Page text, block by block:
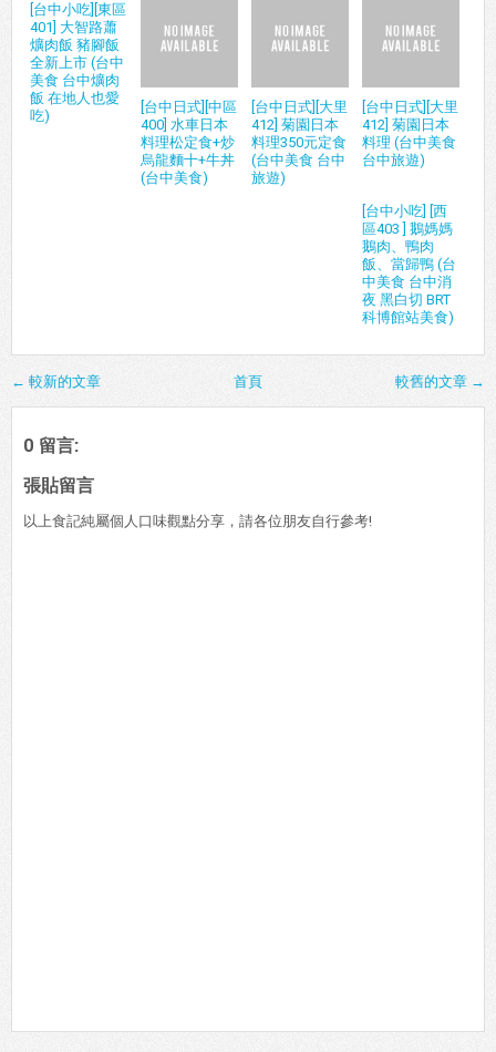
[台中小吃][東區
401] 大智路蕭
爌肉飯 豬腳飯
全新上市 (台中
美食 台中爌肉
飯 在地人也愛
吃)
[台中日式][中區
400] 水車日本
料理松定食+炒
烏龍麵十+牛丼
(台中美食)
[台中日式][大里
412] 菊園日本
料理350元定食
(台中美食 台中
旅遊)
[台中日式][大里
412] 菊園日本
料理 (台中美食
台中旅遊)
[台中小吃] [西
區403 ] 鵝媽媽
鵝肉、鴨肉
飯、當歸鴨 (台
中美食 台中消
夜 黑白切 BRT
科博館站美食)
← 較新的文章 較舊的文章 →
首頁
0 留言:
張貼留言
以上食記純屬個人口味觀點分享，請各位朋友自行參考!